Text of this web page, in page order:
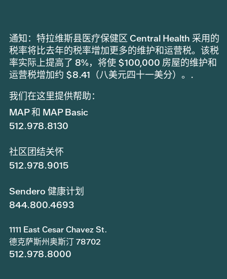
通知：特拉维斯县医疗保健区 Central Health 采用的
税率将比去年的税率增加更多的维护和运营税。该税
率实际上提高了 8%，将使 $100,000 房屋的维护和
运营税增加约 $8.41（八美元四十一美分）。.
我们在这里提供帮助：
MAP 和 MAP Basic
512.978.8130
社区团结关怀
512.978.9015
Sendero 健康计划
844.800.4693
1111 East Cesar Chavez St.
德克萨斯州奥斯汀 78702
512.978.8000